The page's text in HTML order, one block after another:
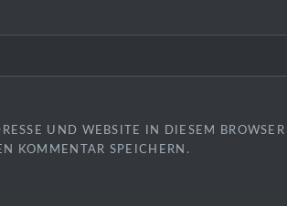
UND WEBSITE IN DIESEM BROWSER
KOMMENTAR SPEICHERN.